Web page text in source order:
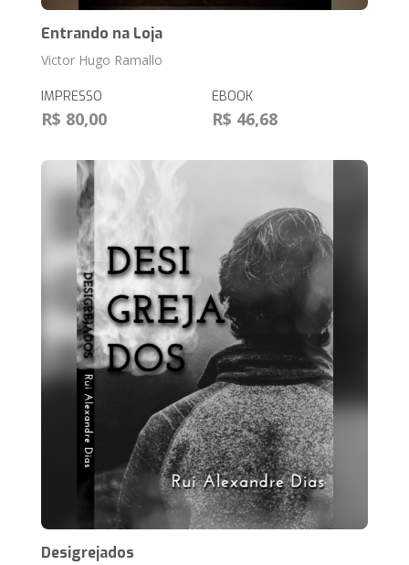
Entrando na Loja
Victor Hugo Ramallo
IMPRESSO
R$ 80,00
EBOOK
R$ 46,68
Desigrejados